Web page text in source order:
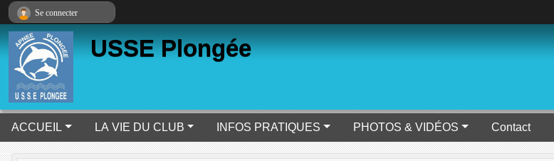
USSE Plongée
ACCUEIL LA VIE DU CLUB INFOS PRATIQUES PHOTOS & VIDÉOS Contact
Se connecter
Panneau de gestion des cookies